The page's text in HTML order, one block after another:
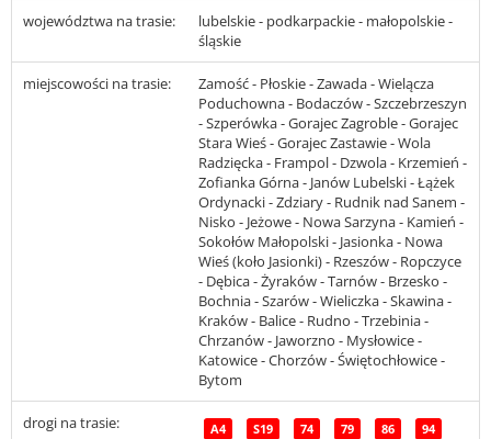
województwa na trasie:
lubelskie - podkarpackie - małopolskie -
śląskie
miejscowości na trasie:
Zamość - Płoskie - Zawada - Wielącza
Poduchowna - Bodaczów - Szczebrzeszyn
- Szperówka - Gorajec Zagroble - Gorajec
Stara Wieś - Gorajec Zastawie - Wola
Radzięcka - Frampol - Dzwola - Krzemień -
Zofianka Górna - Janów Lubelski - Łążek
Ordynacki - Zdziary - Rudnik nad Sanem -
Nisko - Jeżowe - Nowa Sarzyna - Kamień -
Sokołów Małopolski - Jasionka - Nowa
Wieś (koło Jasionki) - Rzeszów - Ropczyce
- Dębica - Żyraków - Tarnów - Brzesko -
Bochnia - Szarów - Wieliczka - Skawina -
Kraków - Balice - Rudno - Trzebinia -
Chrzanów - Jaworzno - Mysłowice -
Katowice - Chorzów - Świętochłowice -
Bytom
drogi na trasie: A4 S19 74 79 86 94